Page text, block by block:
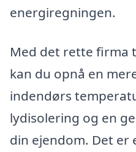
energiregningen.
Med det rette firma
kan du opnå en
indendørs
lydisolering og en
din ejendom. Det er